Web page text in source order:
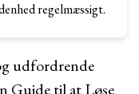
regelmæssigt.
udfordrende
Guide til at Løse